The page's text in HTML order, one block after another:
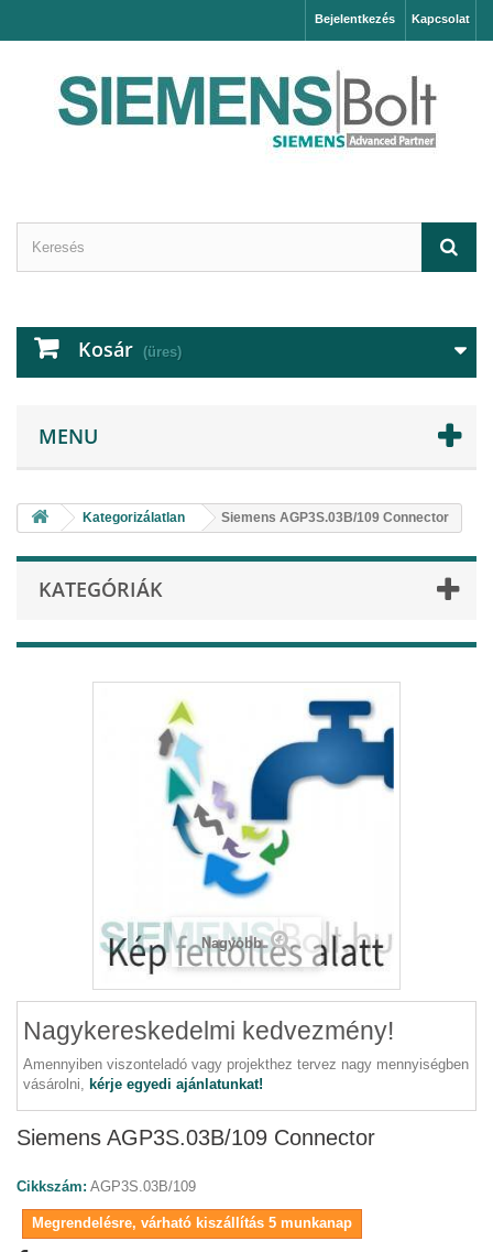
Kapcsolat
Bejelentkezés
Kosár (üres)
MENU
Kategorizálatlan Siemens AGP3S.03B/109 Connector
KATEGÓRIÁK
Nagyobb
Nagykereskedelmi kedvezmény!
Amennyiben viszonteladó vagy projekthez tervez nagy mennyiségben
vásárolni, kérje egyedi ajánlatunkat!
Siemens AGP3S.03B/109 Connector
Cikkszám: AGP3S.03B/109
Megrendelésre, várható kiszállítás 5 munkanap